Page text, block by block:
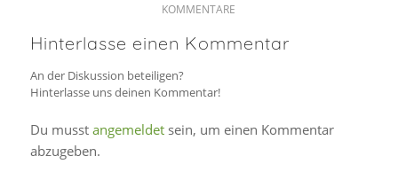
KOMMENTARE
Hinterlasse einen Kommentar
An der Diskussion beteiligen?
Hinterlasse uns deinen Kommentar!
Du musst angemeldetsein, um einen Kommentar
abzugeben.